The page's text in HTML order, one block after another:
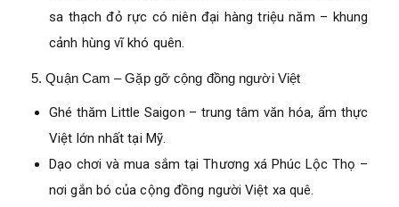
sa thạch đỏ rực có niên đại hàng triệu năm – khung
cảnh hùng vĩ khó quên.
5. Quận Cam – Gặp gỡ cộng đồng người Việt
Ghé thăm Little Saigon – trung tâm văn hóa, ẩm thực
Việt lớn nhất tại Mỹ.
Dạo chơi và mua sắm tại Thương xá Phúc Lộc Thọ –
nơi gắn bó của cộng đồng người Việt xa quê.